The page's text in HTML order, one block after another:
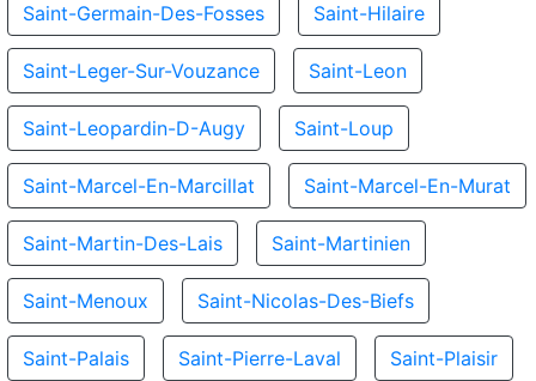
Saint-Germain-Des-Fosses Saint-Hilaire
Saint-Leger-Sur-Vouzance Saint-Leon
Saint-Leopardin-D-Augy Saint-Loup
Saint-Marcel-En-Marcillat Saint-Marcel-En-Murat
Saint-Martin-Des-Lais Saint-Martinien
Saint-Menoux Saint-Nicolas-Des-Biefs
Saint-Palais Saint-Pierre-Laval Saint-Plaisir